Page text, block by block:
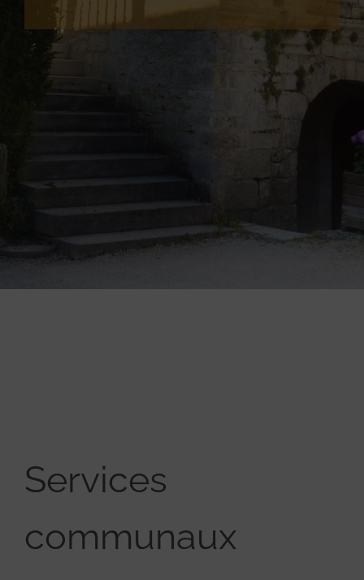
Services
communaux